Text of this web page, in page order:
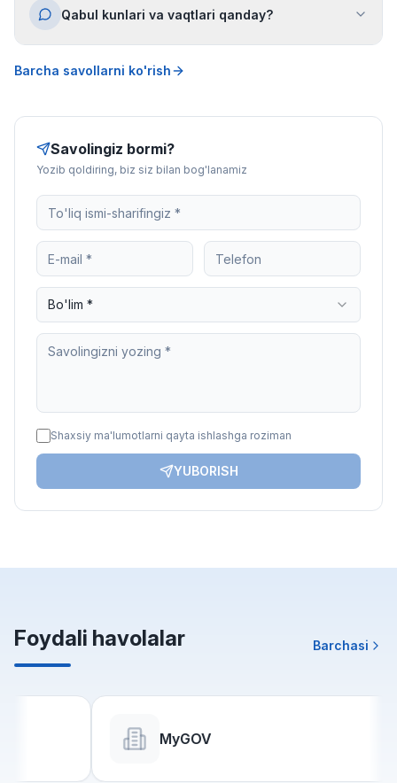
Qabul kunlari va vaqtlari qanday?
Barcha savollarni ko'rish
Savolingiz bormi?
Yozib qoldiring, biz siz bilan bog'lanamiz
Bo'lim *
Shaxsiy ma'lumotlarni qayta ishlashga roziman
YUBORISH
Foydali havolalar Barchasi
MyGOV